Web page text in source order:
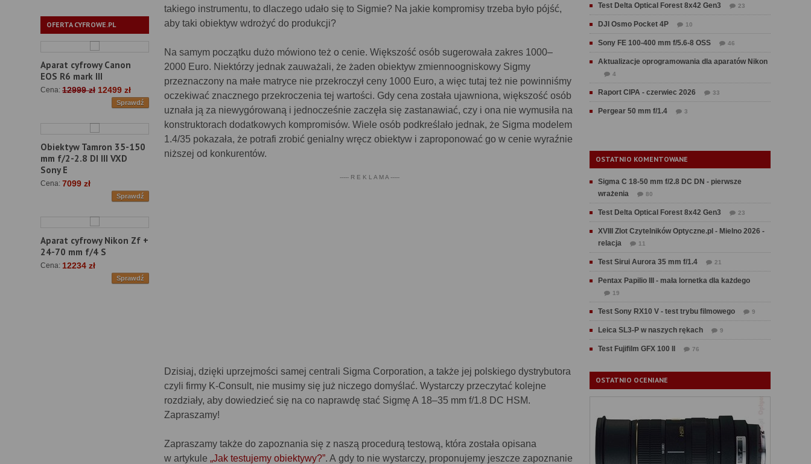
OFERTA CYFROWE.PL
Aparat cyfrowy Canon
EOS R6 mark III
Cena: 12999 zł 12499 zł
Sprawdź
Obiektyw Tamron 35-150
mm f/2-2.8 DI III VXD
Sony E
Cena: 7099 zł
Sprawdź
Aparat cyfrowy Nikon Zf +
24-70 mm f/4 S
Cena: 12234 zł
Sprawdź
takiego instrumentu, to dlaczego udało się to Sigmie? Na jakie kompromisy trzeba było pójść,
aby taki obiektyw wdrożyć do produkcji?
Na samym początku dużo mówiono też o cenie. Większość osób sugerowała zakres 1000–
2000 Euro. Niektórzy jednak zauważali, że żaden obiektyw zmiennoogniskowy Sigmy
przeznaczony na małe matryce nie przekroczył ceny 1000 Euro, a więc tutaj też nie powinniśmy
oczekiwać znacznego przekroczenia tej wartości. Gdy cena została ujawniona, większość osób
uznała ją za niewygórowaną i jednocześnie zaczęła się zastanawiać, czy i ona nie wymusiła na
konstruktorach dodatkowych kompromisów. Wiele osób podkreślało jednak, że Sigma modelem
1.4/35 pokazała, że potrafi zrobić genialny wręcz obiektyw i zaproponować go w cenie wyraźnie
niższej od konkurentów.
----- R E K L A M A -----
Dzisiaj, dzięki uprzejmości samej centrali Sigma Corporation, a także jej polskiego dystrybutora
czyli firmy K-Consult, nie musimy się już niczego domyślać. Wystarczy przeczytać kolejne
rozdziały, aby dowiedzieć się na co naprawdę stać Sigmę A 18–35 mm f/1.8 DC HSM.
Zapraszamy!
Zapraszamy także do zapoznania się z naszą procedurą testową, która została opisana
w artykule „Jak testujemy obiektywy?”. A gdy to nie wystarczy, proponujemy jeszcze zapoznanie
Test Delta Optical Forest 8x42 Gen3 23
DJI Osmo Pocket 4P 10
Sony FE 100-400 mm f/5.6-8 OSS 46
Aktualizacje oprogramowania dla aparatów Nikon
4
Raport CIPA - czerwiec 2026 33
Pergear 50 mm f/1.4 3
OSTATNIO KOMENTOWANE
Sigma C 18-50 mm f/2.8 DC DN - pierwsze
wrażenia
80
Test Delta Optical Forest 8x42 Gen3 23
XVIII Zlot Czytelników Optyczne.pl - Mielno 2026 -
relacja
11
Test Sirui Aurora 35 mm f/1.4 21
Pentax Papilio III - mała lornetka dla każdego
19
Test Sony RX10 V - test trybu filmowego 9
Leica SL3-P w naszych rękach 9
Test Fujifilm GFX 100 II 76
OSTATNIO OCENIANE